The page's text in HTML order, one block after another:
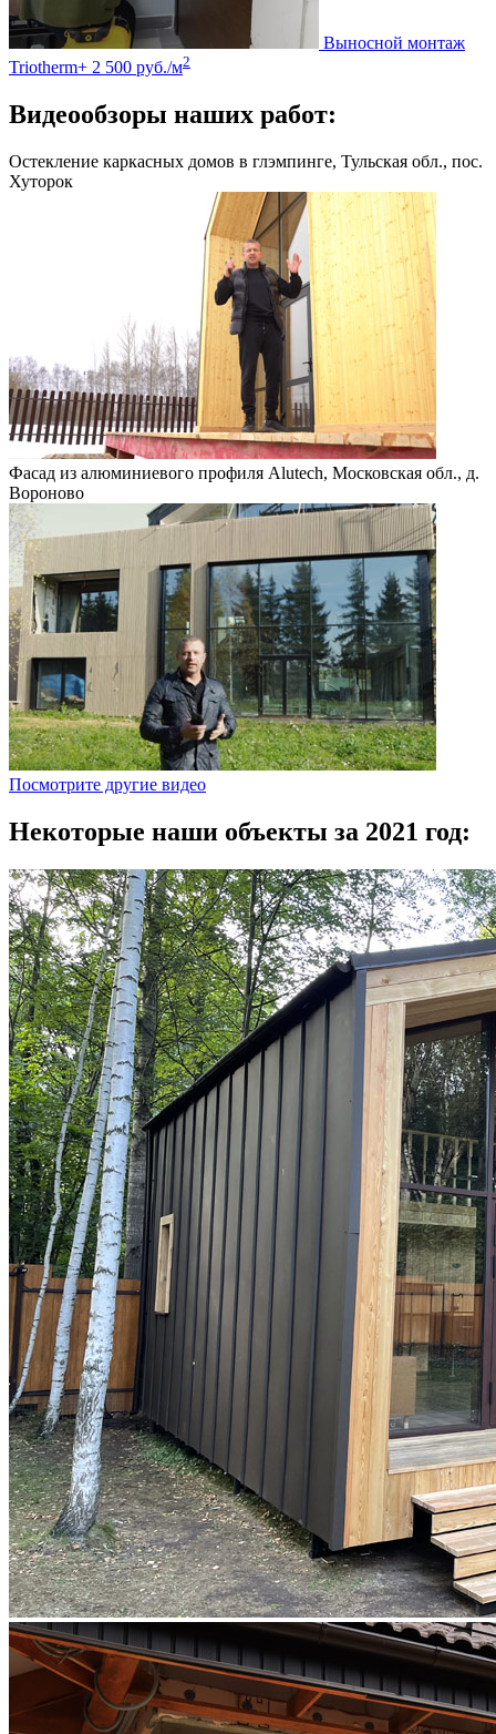
Выносной монтаж
Triotherm+ 2 500 руб./м2
Видеообзоры наших работ:
Остекление каркасных домов в глэмпинге, Тульская обл., пос.
Хуторок
Фасад из алюминиевого профиля Alutech, Московская обл., д.
Вороново
Посмотрите другие видео
Некоторые наши объекты за 2021 год: